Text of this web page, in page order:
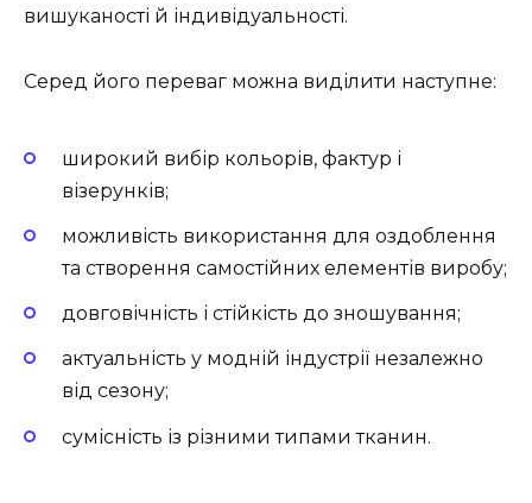
вишуканості й індивідуальності.
Серед його переваг можна виділити наступне:
широкий вибір кольорів, фактур і
візерунків;
можливість використання для оздоблення
та створення самостійних елементів виробу;
довговічність і стійкість до зношування;
актуальність у модній індустрії незалежно
від сезону;
сумісність із різними типами тканин.